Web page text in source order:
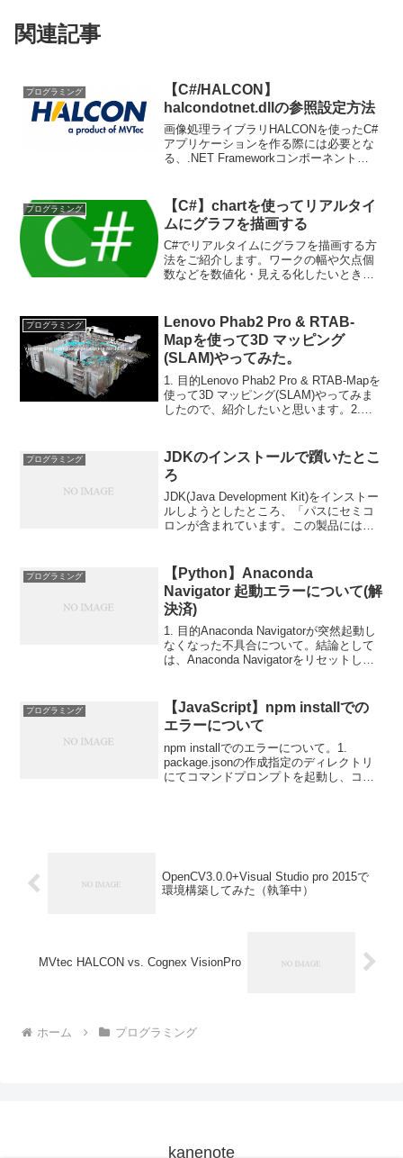
関連記事
プログラミング
【C#/HALCON】
halcondotnet.dllの参照設定方法
画像処理ライブラリHALCONを使ったC#
アプリケーションを作る際には必要とな
る、.NET Frameworkコンポーネント
るには必ず必要な手順...
プログラミング
【C#】chartを使ってリアルタイ
ムにグラフを描画する
C#でリアルタイムにグラフを描画する方
法をご紹介します。ワークの幅や欠点個
数などを数値化・見える化したいときに
るので参考にしてください。注意点とし
ては以...
プログラミング
Lenovo Phab2 Pro & RTAB-
Mapを使って3D マッピング
(SLAM)やってみた。
1. 目的Lenovo Phab2 Pro & RTAB-Mapを
使って3D マッピング(SLAM)やってみま
したので、紹介したいと思います。2.
プログラミング
JDKのインストールで躓いたとこ
ろ
JDK(Java Development Kit)をインストー
ルしようとしたところ、「パスにセミコ
ロンが含まれています。この製品にはセ
できなくなった。インストールしよう...
プログラミング
【Python】Anaconda
Navigator 起動エラーについて(解
決済)
1. 目的Anaconda Navigatorが突然起動し
なくなった不具合について。結論として
は、Anaconda Navigatorをリセットした
プログラミング
【JavaScript】npm installでの
エラーについて
npm installでのエラーについて。1.
package.jsonの作成指定のディレクトリ
にてコマンドプロンプトを起動し、コマ
OpenCV3.0.0+Visual Studio pro 2015で
環境構築してみた（執筆中）
MVtec HALCON vs. Cognex VisionPro
ホーム プログラミング
kanenote